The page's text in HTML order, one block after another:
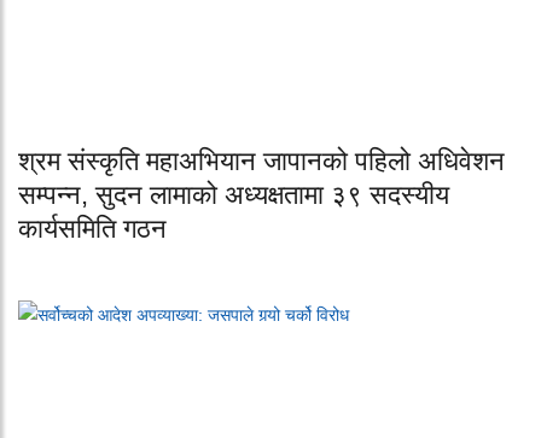
श्रम संस्कृति महाअभियान जापानको पहिलो अधिवेशन
सम्पन्न, सुदन लामाको अध्यक्षतामा ३९ सदस्यीय
कार्यसमिति गठन